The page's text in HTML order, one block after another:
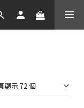
顯示 72 個